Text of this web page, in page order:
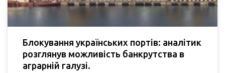
Блокування українських портів: аналітик
розглянув можливість банкрутства в
аграрній галузі.